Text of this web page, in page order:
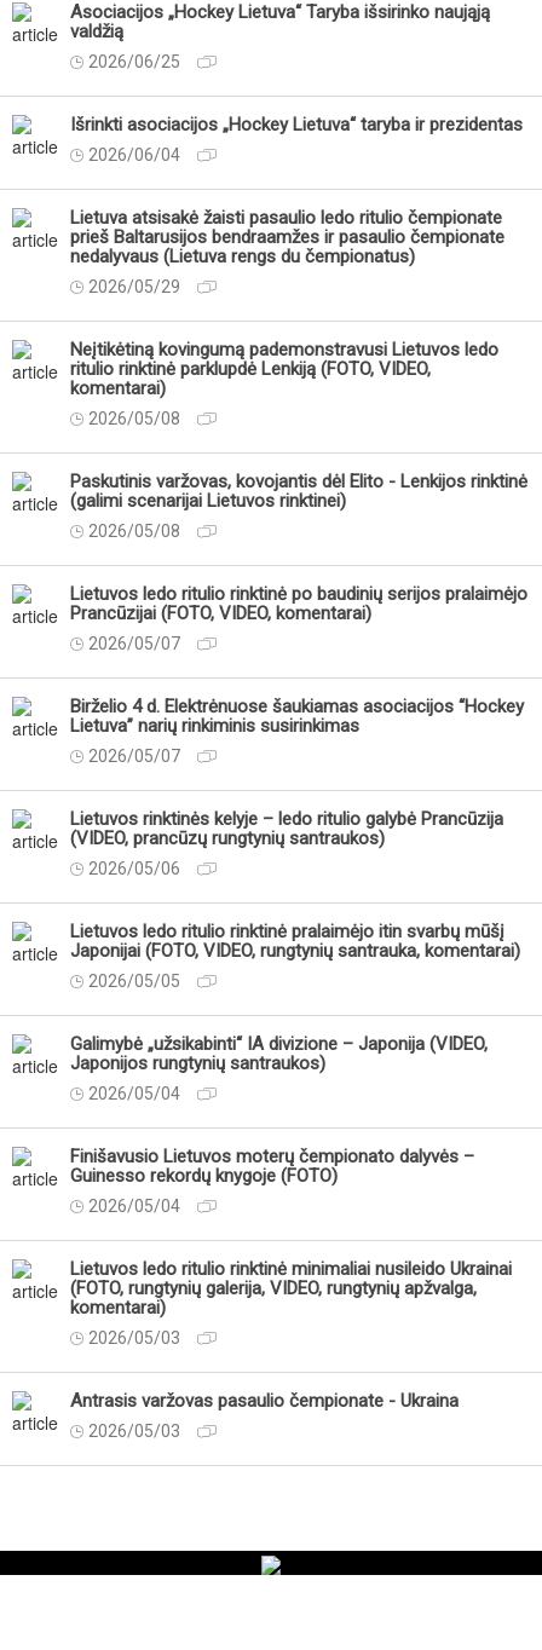
Asociacijos „Hockey Lietuva“ Taryba išsirinko naująją
valdžią
2026/06/25
Išrinkti asociacijos „Hockey Lietuva“ taryba ir prezidentas
2026/06/04
Lietuva atsisakė žaisti pasaulio ledo ritulio čempionate
prieš Baltarusijos bendraamžes ir pasaulio čempionate
nedalyvaus (Lietuva rengs du čempionatus)
2026/05/29
Neįtikėtiną kovingumą pademonstravusi Lietuvos ledo
ritulio rinktinė parklupdė Lenkiją (FOTO, VIDEO,
komentarai)
2026/05/08
Paskutinis varžovas, kovojantis dėl Elito - Lenkijos rinktinė
(galimi scenarijai Lietuvos rinktinei)
2026/05/08
Lietuvos ledo ritulio rinktinė po baudinių serijos pralaimėjo
Prancūzijai (FOTO, VIDEO, komentarai)
2026/05/07
Birželio 4 d. Elektrėnuose šaukiamas asociacijos “Hockey
Lietuva” narių rinkiminis susirinkimas
2026/05/07
Lietuvos rinktinės kelyje – ledo ritulio galybė Prancūzija
(VIDEO, prancūzų rungtynių santraukos)
2026/05/06
Lietuvos ledo ritulio rinktinė pralaimėjo itin svarbų mūšį
Japonijai (FOTO, VIDEO, rungtynių santrauka, komentarai)
2026/05/05
Galimybė „užsikabinti“ IA divizione – Japonija (VIDEO,
Japonijos rungtynių santraukos)
2026/05/04
Finišavusio Lietuvos moterų čempionato dalyvės –
Guinesso rekordų knygoje (FOTO)
2026/05/04
Lietuvos ledo ritulio rinktinė minimaliai nusileido Ukrainai
(FOTO, rungtynių galerija, VIDEO, rungtynių apžvalga,
komentarai)
2026/05/03
Antrasis varžovas pasaulio čempionate - Ukraina
2026/05/03